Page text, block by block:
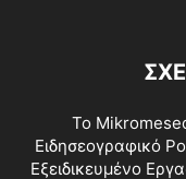
Το
Ειδησεογραφικό
Εξειδικευμένο